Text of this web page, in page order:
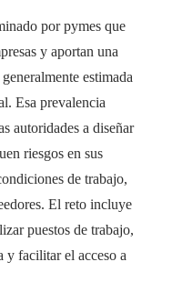
por pymes que
y aportan una
estimada
Esa prevalencia
autoridades a diseñar
riesgos en sus
de trabajo,
El reto incluye
puestos de trabajo,
y facilitar el acceso a